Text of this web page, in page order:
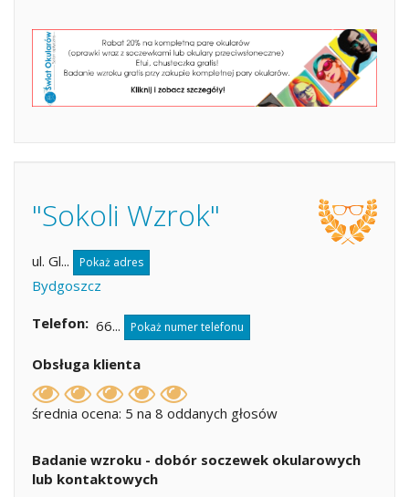
"Sokoli Wzrok"
ul. Gl... Pokaż adres
Bydgoszcz
Telefon 66... Pokaż numer telefonu
Obsługa klienta
średnia ocena: 5 na 8 oddanych głosów
Badanie wzroku - dobór soczewek okularowych
lub kontaktowych